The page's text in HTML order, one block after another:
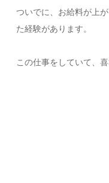
ついでに、お給料が上
た経験があります。
この仕事をしていて、